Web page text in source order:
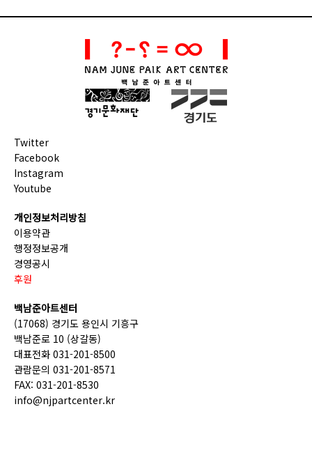
Twitter
Facebook
Instagram
Youtube
개인정보처리방침
이용약관
행정정보공개
경영공시
후원
백남준아트센터
(17068) 경기도 용인시 기흥구
백남준로 10 (상갈동)
대표전화 031-201-8500
관람문의 031-201-8571
FAX: 031-201-8530
info@njpartcenter.kr